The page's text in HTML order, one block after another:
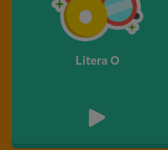
Litera O